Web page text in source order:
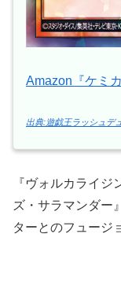
Amazon『ケミ
出典:遊戯王ラッシュデ
『ヴォルカライ
ズ・サラマンダー
ターとのフュージ